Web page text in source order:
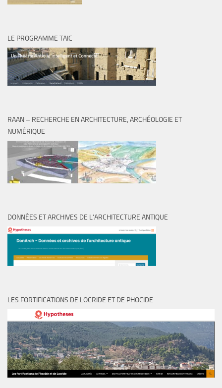
LE PROGRAMME TAIC
RAAN – RECHERCHE EN ARCHITECTURE, ARCHÉOLOGIE ET
NUMÉRIQUE
DONNÉES ET ARCHIVES DE L’ARCHITECTURE ANTIQUE
LES FORTIFICATIONS DE LOCRIDE ET DE PHOCIDE